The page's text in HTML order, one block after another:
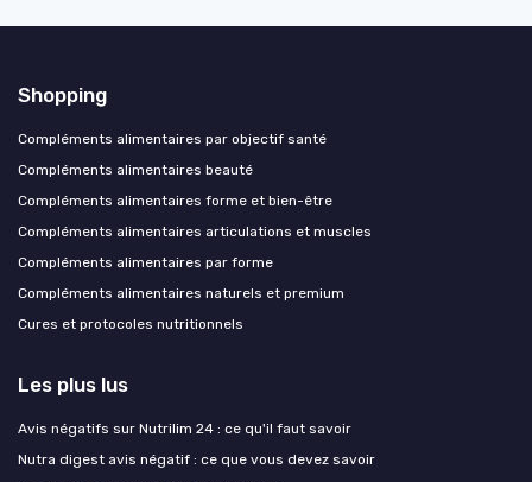
Shopping
Compléments alimentaires par objectif santé
Compléments alimentaires beauté
Compléments alimentaires forme et bien-être
Compléments alimentaires articulations et muscles
Compléments alimentaires par forme
Compléments alimentaires naturels et premium
Cures et protocoles nutritionnels
Les plus lus
Avis négatifs sur Nutrilim 24 : ce qu'il faut savoir
Nutra digest avis négatif : ce que vous devez savoir